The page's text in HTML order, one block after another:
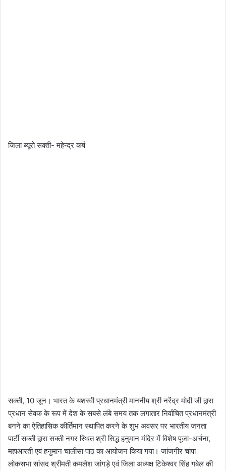
जिला ब्यूरो सक्ती- महेन्द्र कर्ष
सक्ती, 10 जून। भारत के यशस्वी प्रधानमंत्री माननीय श्री नरेंद्र मोदी जी द्वारा
प्रधान सेवक के रूप में देश के सबसे लंबे समय तक लगातार निर्वाचित प्रधानमंत्री
बनने का ऐतिहासिक कीर्तिमान स्थापित करने के शुभ अवसर पर भारतीय जनता
पार्टी सक्ती द्वारा सक्ती नगर स्थित श्री सिद्ध हनुमान मंदिर में विशेष पूजा-अर्चना,
महाआरती एवं हनुमान चालीसा पाठ का आयोजन किया गया। जांजगीर चांपा
लोकसभा सांसद श्रीमती कमलेश जांगड़े एवं जिला अध्यक्ष टिकेश्वर सिंह गबेल की